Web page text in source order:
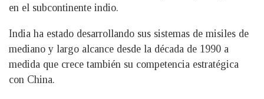
en el subcontinente indio.
India ha estado desarrollando sus sistemas de misiles de
mediano y largo alcance desde la década de 1990 a
medida que crece también su competencia estratégica
con China.